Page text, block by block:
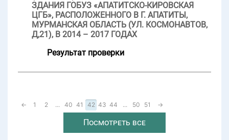
ЗДАНИЯ ГОБУЗ «АПАТИТСКО-КИРОВСКАЯ
ЦГБ», РАСПОЛОЖЕННОГО В Г. АПАТИТЫ,
МУРМАНСКАЯ ОБЛАСТЬ (УЛ. КОСМОНАВТОВ,
Д,21), В 2014 – 2017 ГОДАХ
Результат проверки
← 1 2 ... 40 41 42 43 44 ... 50 51 →
Посмотреть все